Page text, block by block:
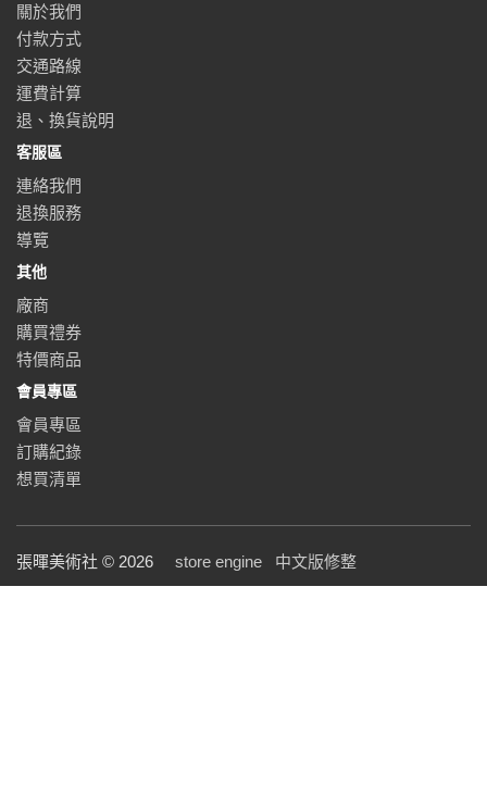
關於我們
付款方式
交通路線
運費計算
退、換貨說明
客服區
連絡我們
退換服務
導覽
其他
廠商
購買禮券
特價商品
會員專區
會員專區
訂購紀錄
想買清單
張暉美術社 © 2026 store engine 中文版修整